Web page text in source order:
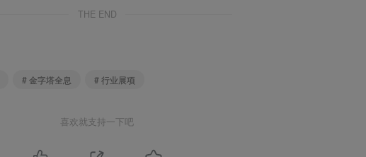
THE END
# 金字塔全息 # 行业展项
喜欢就支持一下吧